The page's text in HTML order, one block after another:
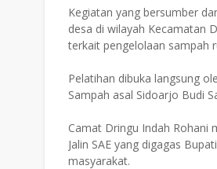
Kegiatan yang bersumber
desa di wilayah Kecamatan
terkait pengelolaan sampah
Pelatihan dibuka langsung
Sampah asal Sidoarjo Budi
Camat Dringu Indah Rohani
Jalin SAE yang digagas
masyarakat.